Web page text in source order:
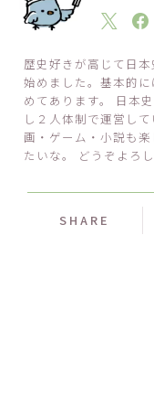
歴史好きが高じて日
始めました。基本的
めてあります。 日本
し２人体制で運営し
画・ゲーム・小説も
たいな。 どうぞよろ
SHARE